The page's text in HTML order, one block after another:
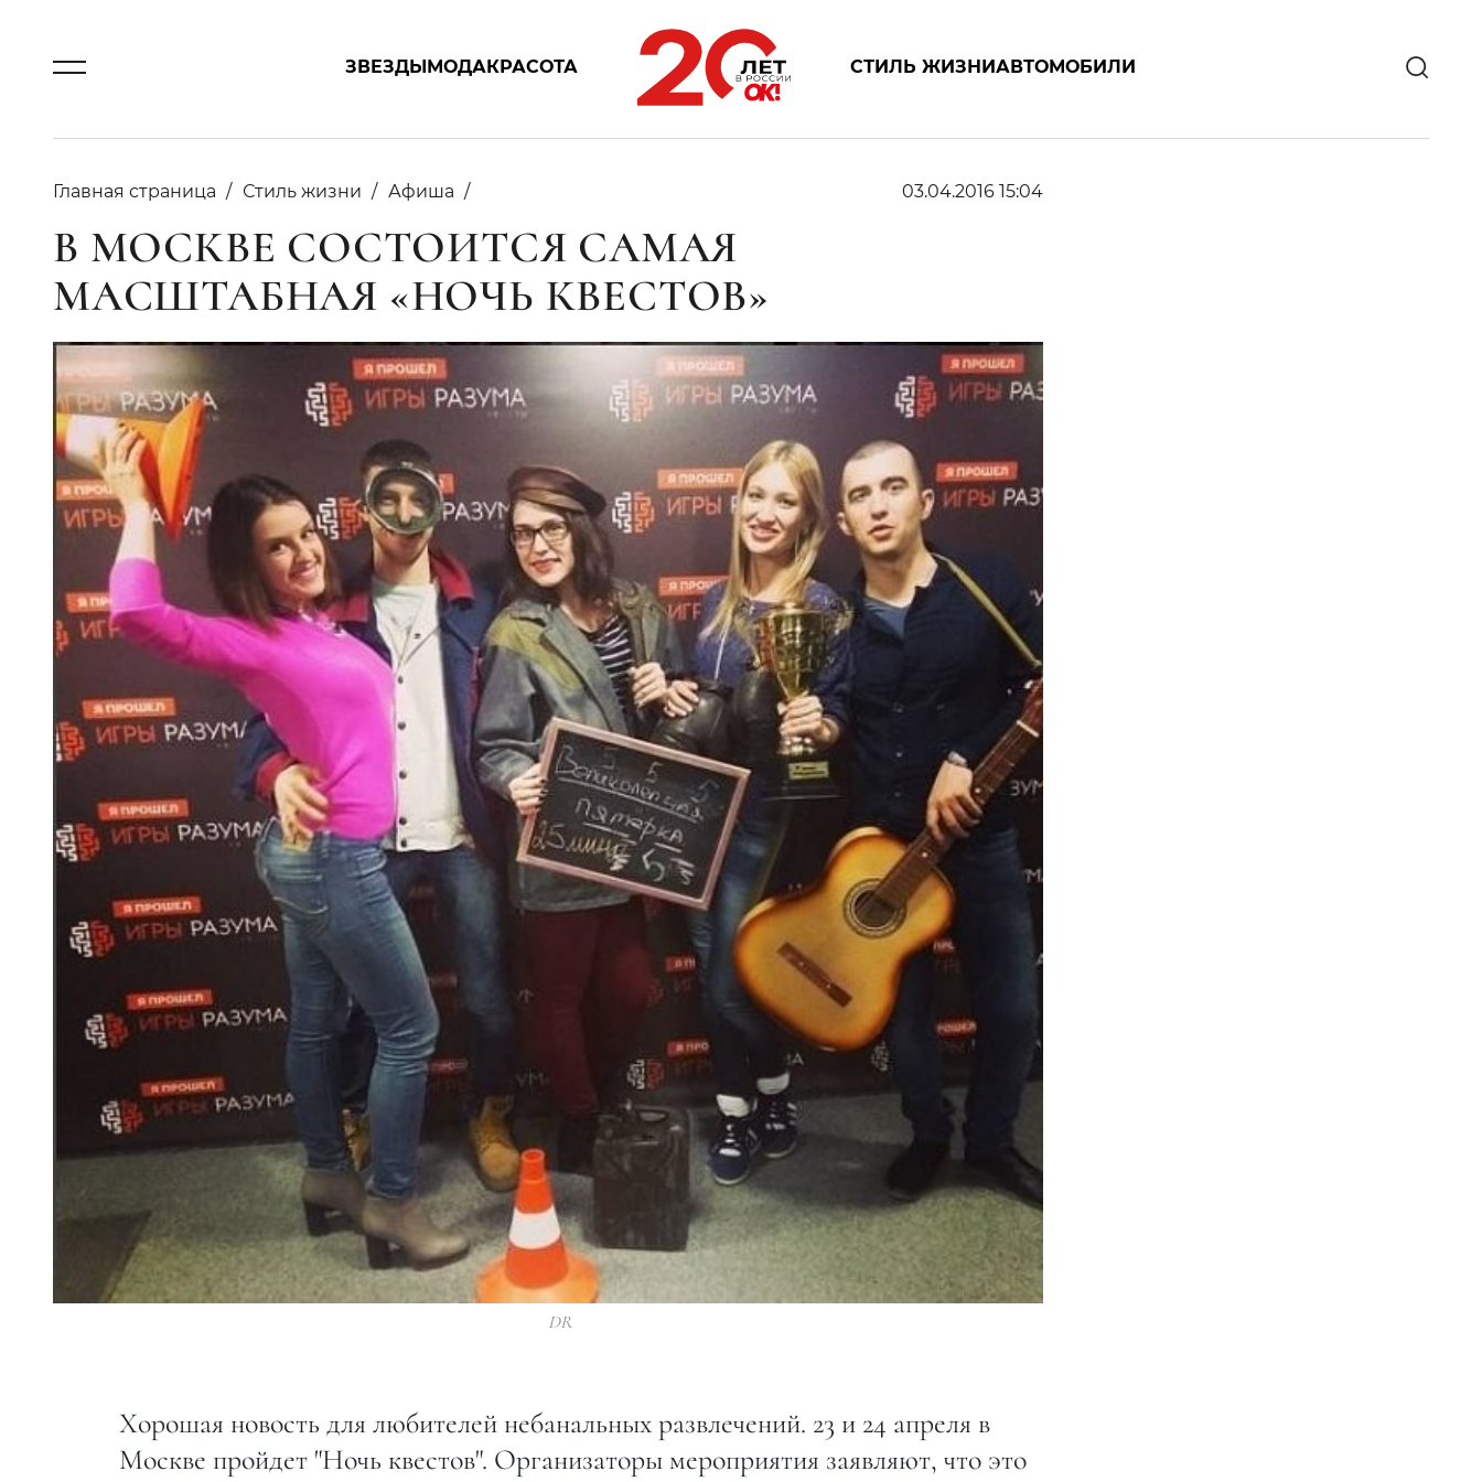
ЗВЕЗДЫМОДАКРАСОТА СТИЛЬ ЖИЗНИАВТОМОБИЛИ
Главная страница Стиль жизни Афиша 03.04.2016 15:04
В МОСКВЕ СОСТОИТСЯ САМАЯ
МАСШТАБНАЯ «НОЧЬ КВЕСТОВ»
DR
Хорошая новость для любителей небанальных развлечений. 23 и 24 апреля в
Москве пройдет "Ночь квестов". Организаторы мероприятия заявляют, что это